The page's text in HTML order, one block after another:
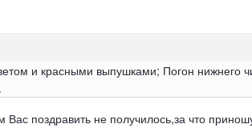
и красными выпушками; Погон нижнего
поздравить не получилось,за что